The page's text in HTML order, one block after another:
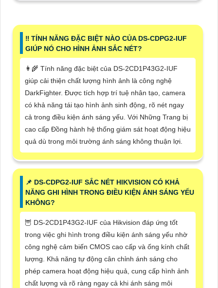
‼️ TÍNH NĂNG ĐẶC BIỆT NÀO CỦA DS-CDPG2-IUF
GIÚP NÓ CHO HÌNH ẢNH SẮC NÉT?
👩‍🌾 Tính năng đặc biệt của DS-2CD1P43G2-IUF
giúp cải thiện chất lượng hình ảnh là công nghệ
DarkFighter. Được tích hợp trí tuệ nhân tạo, camera
có khả năng tái tạo hình ảnh sinh động, rõ nét ngay
cả trong điều kiện ánh sáng yếu. Với Những Trang bị
cao cấp Đồng hành hệ thống giám sát hoạt động hiệu
quả dù trong môi trường ánh sáng không thuận lợi.
📌 DS-CDPG2-IUF SẮC NÉT HIKVISION CÓ KHẢ
NĂNG GHI HÌNH TRONG ĐIỀU KIỆN ÁNH SÁNG YẾU
KHÔNG?
🦉 DS-2CD1P43G2-IUF của Hikvision đáp ứng tốt
trong việc ghi hình trong điều kiện ánh sáng yếu nhờ
công nghệ cảm biến CMOS cao cấp và ống kính chất
lượng. Khả năng tự động cân chỉnh ánh sáng cho
phép camera hoạt động hiệu quả, cung cấp hình ảnh
chất lượng và rõ ràng ngay cả khi ánh sáng môi